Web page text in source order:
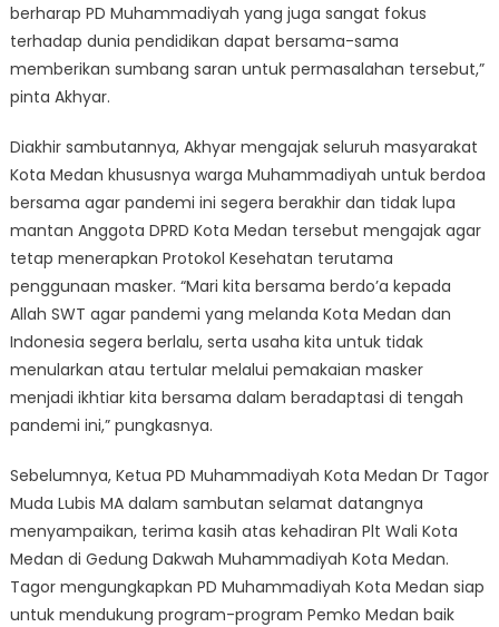
berharap PD Muhammadiyah yang juga sangat fokus
terhadap dunia pendidikan dapat bersama-sama
memberikan sumbang saran untuk permasalahan tersebut,”
pinta Akhyar.
Diakhir sambutannya, Akhyar mengajak seluruh masyarakat
Kota Medan khususnya warga Muhammadiyah untuk berdoa
bersama agar pandemi ini segera berakhir dan tidak lupa
mantan Anggota DPRD Kota Medan tersebut mengajak agar
tetap menerapkan Protokol Kesehatan terutama
penggunaan masker. “Mari kita bersama berdo’a kepada
Allah SWT agar pandemi yang melanda Kota Medan dan
Indonesia segera berlalu, serta usaha kita untuk tidak
menularkan atau tertular melalui pemakaian masker
menjadi ikhtiar kita bersama dalam beradaptasi di tengah
pandemi ini,” pungkasnya.
Sebelumnya, Ketua PD Muhammadiyah Kota Medan Dr Tagor
Muda Lubis MA dalam sambutan selamat datangnya
menyampaikan, terima kasih atas kehadiran Plt Wali Kota
Medan di Gedung Dakwah Muhammadiyah Kota Medan.
Tagor mengungkapkan PD Muhammadiyah Kota Medan siap
untuk mendukung program-program Pemko Medan baik